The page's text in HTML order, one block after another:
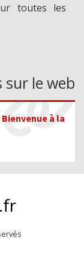
toutes les
sur le web
à la
.fr